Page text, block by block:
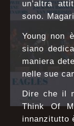
un’altra
sono.
Young non
siano
maniera
nelle sue
Dire che il
Think Of
innanzitutto